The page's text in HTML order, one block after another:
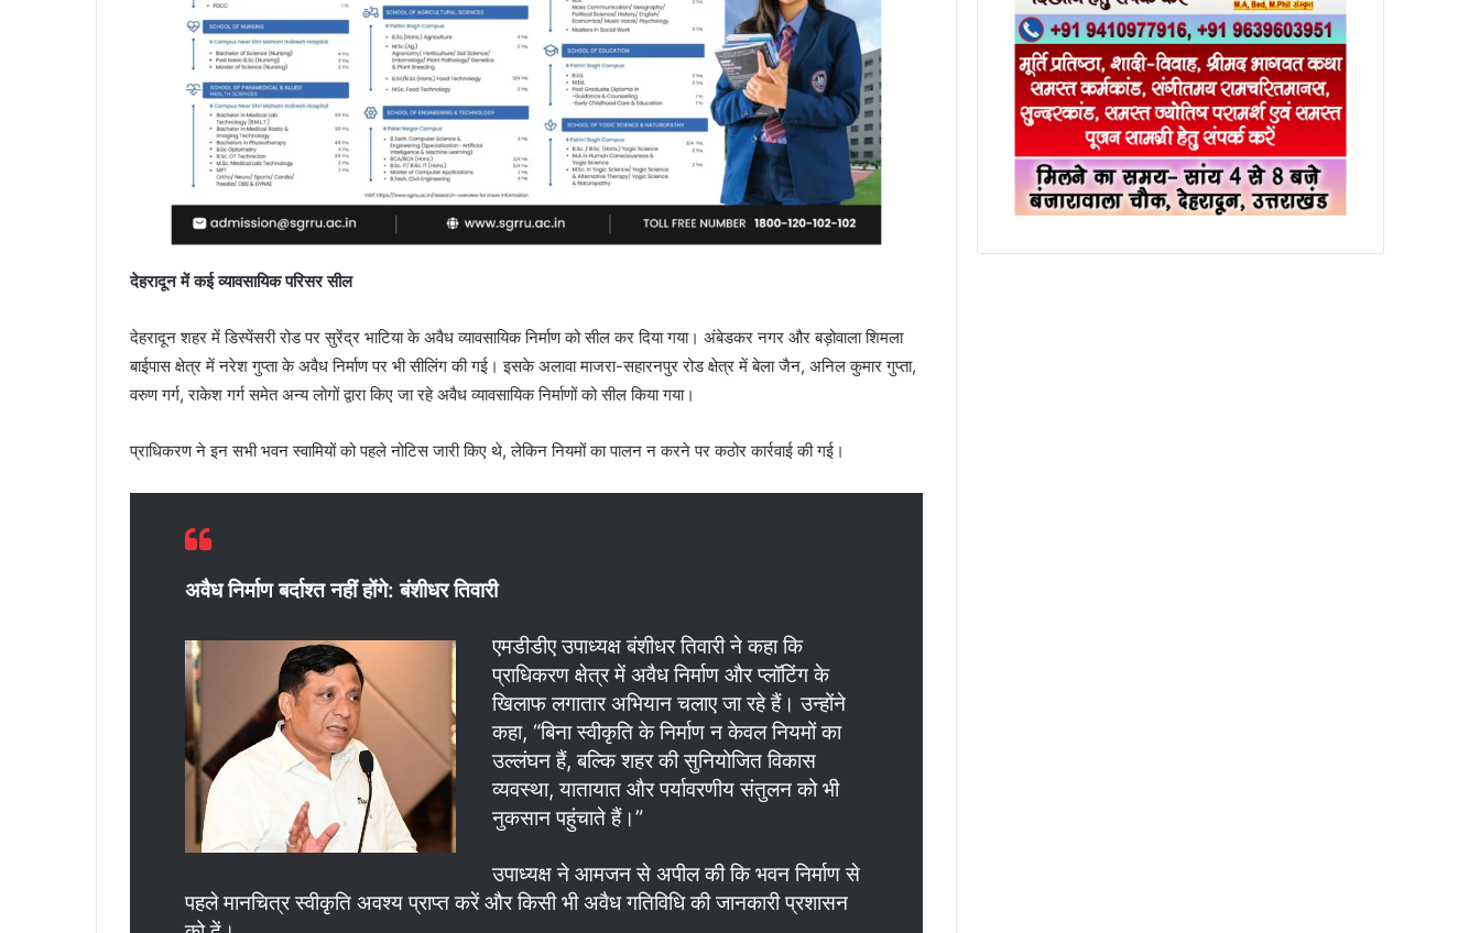
देहरादून में कई व्यावसायिक परिसर सील
देहरादून शहर में डिस्पेंसरी रोड पर सुरेंद्र भाटिया के अवैध व्यावसायिक निर्माण को सील कर दिया गया। अंबेडकर नगर और बड़ोवाला शिमला
बाईपास क्षेत्र में नरेश गुप्ता के अवैध निर्माण पर भी सीलिंग की गई। इसके अलावा माजरा-सहारनपुर रोड क्षेत्र में बेला जैन, अनिल कुमार गुप्ता,
वरुण गर्ग, राकेश गर्ग समेत अन्य लोगों द्वारा किए जा रहे अवैध व्यावसायिक निर्माणों को सील किया गया।
प्राधिकरण ने इन सभी भवन स्वामियों को पहले नोटिस जारी किए थे, लेकिन नियमों का पालन न करने पर कठोर कार्रवाई की गई।
अवैध निर्माण बर्दाश्त नहीं होंगे: बंशीधर तिवारी
एमडीडीए उपाध्यक्ष बंशीधर तिवारी ने कहा कि
प्राधिकरण क्षेत्र में अवैध निर्माण और प्लॉटिंग के
खिलाफ लगातार अभियान चलाए जा रहे हैं। उन्होंने
कहा, “बिना स्वीकृति के निर्माण न केवल नियमों का
उल्लंघन हैं, बल्कि शहर की सुनियोजित विकास
व्यवस्था, यातायात और पर्यावरणीय संतुलन को भी
नुकसान पहुंचाते हैं।”
उपाध्यक्ष ने आमजन से अपील की कि भवन निर्माण से
पहले मानचित्र स्वीकृति अवश्य प्राप्त करें और किसी भी अवैध गतिविधि की जानकारी प्रशासन